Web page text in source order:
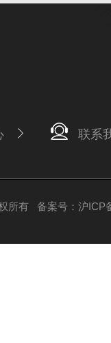
联系
所有 备案号：沪ICP